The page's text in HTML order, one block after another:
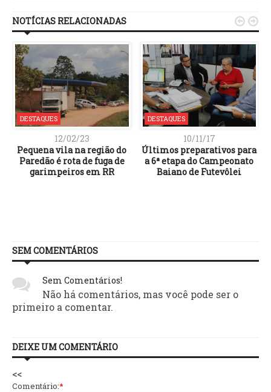
NOTÍCIAS RELACIONADAS
DESTAQUES
12/02/23
Pequena vila na região do
Paredão é rota de fuga de
garimpeiros em RR
DESTAQUES
10/11/17
Últimos preparativos para
a 6ª etapa do Campeonato
Baiano de Futevôlei
 
SEM COMENTÁRIOS
Sem Comentários!
Não há comentários, mas você pode ser o
primeiro a comentar.
DEIXE UM COMENTÁRIO
<<
Comentário:*